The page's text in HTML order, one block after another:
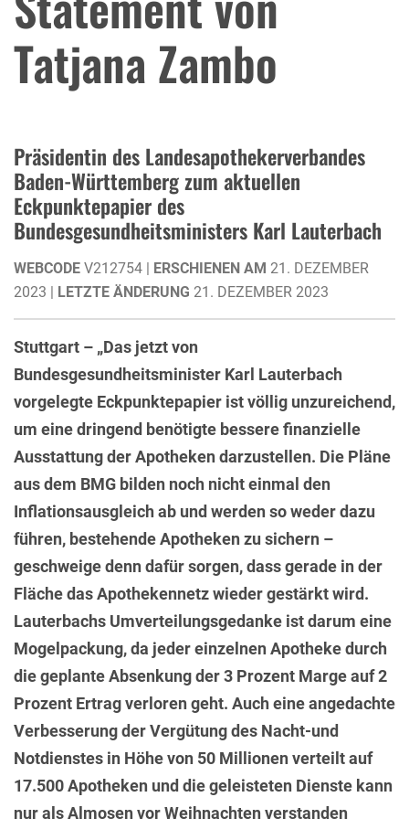
Tatjana Zambo
Präsidentin des Landesapothekerverbandes
Baden-Württemberg zum aktuellen
Eckpunktepapier des
Bundesgesundheitsministers Karl Lauterbach
WEBCODE V212754 | ERSCHIENEN AM 21. DEZEMBER
2023 | LETZTE ÄNDERUNG 21. DEZEMBER 2023
Stuttgart – „Das jetzt von
Bundesgesundheitsminister Karl Lauterbach
vorgelegte Eckpunktepapier ist völlig unzureichend,
um eine dringend benötigte bessere finanzielle
Ausstattung der Apotheken darzustellen. Die Pläne
aus dem BMG bilden noch nicht einmal den
Inflationsausgleich ab und werden so weder dazu
führen, bestehende Apotheken zu sichern –
geschweige denn dafür sorgen, dass gerade in der
Fläche das Apothekennetz wieder gestärkt wird.
Lauterbachs Umverteilungsgedanke ist darum eine
Mogelpackung, da jeder einzelnen Apotheke durch
die geplante Absenkung der 3 Prozent Marge auf 2
Prozent Ertrag verloren geht. Auch eine angedachte
Verbesserung der Vergütung des Nacht-und
Notdienstes in Höhe von 50 Millionen verteilt auf
17.500 Apotheken und die geleisteten Dienste kann
nur als Almosen vor Weihnachten verstanden